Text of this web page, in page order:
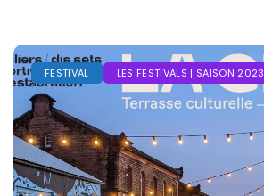
FESTIVAL LES FESTIVALS | SAISON 2023